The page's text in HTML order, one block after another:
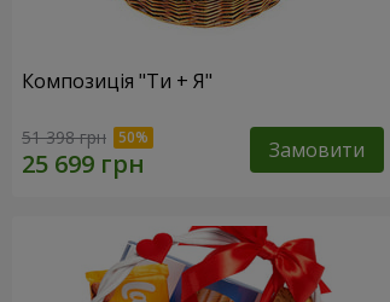
Композиція "Ти + Я"
51 398 грн Замовити